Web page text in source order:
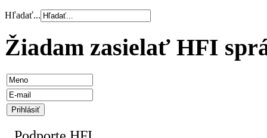
Hľadať...
Žiadam zasielať HFI